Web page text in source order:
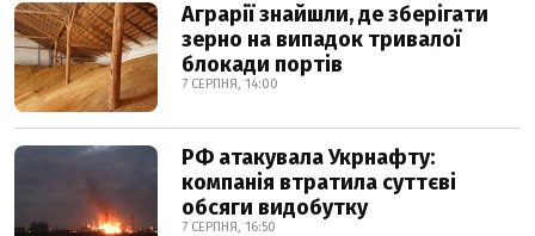
Аграрії знайшли, де зберігати
зерно на випадок тривалої
блокади портів
7 СЕРПНЯ, 14:00
РФ атакувала Укрнафту:
компанія втратила суттєві
обсяги видобутку
7 СЕРПНЯ, 16:50